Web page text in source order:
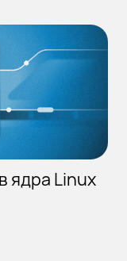
ядра Linux